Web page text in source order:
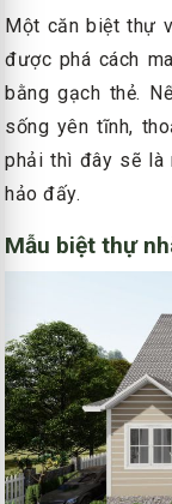
Một căn biệt thự
được phá cách
bằng gạch thẻ.
sống yên tĩnh,
phải thì đây sẽ là
hảo đấy.
Mẫu biệt thự